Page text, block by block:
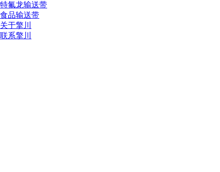
特氟龙输送带
食品输送带
关于擎川
联系擎川